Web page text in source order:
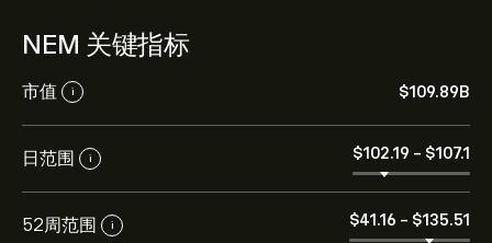
NEM 关键指标
市值 i ‎$‎109.89B
日范围 i ‎$‎102.19 - ‎$‎107.1
52周范围 i ‎$‎41.16 - ‎$‎135.51